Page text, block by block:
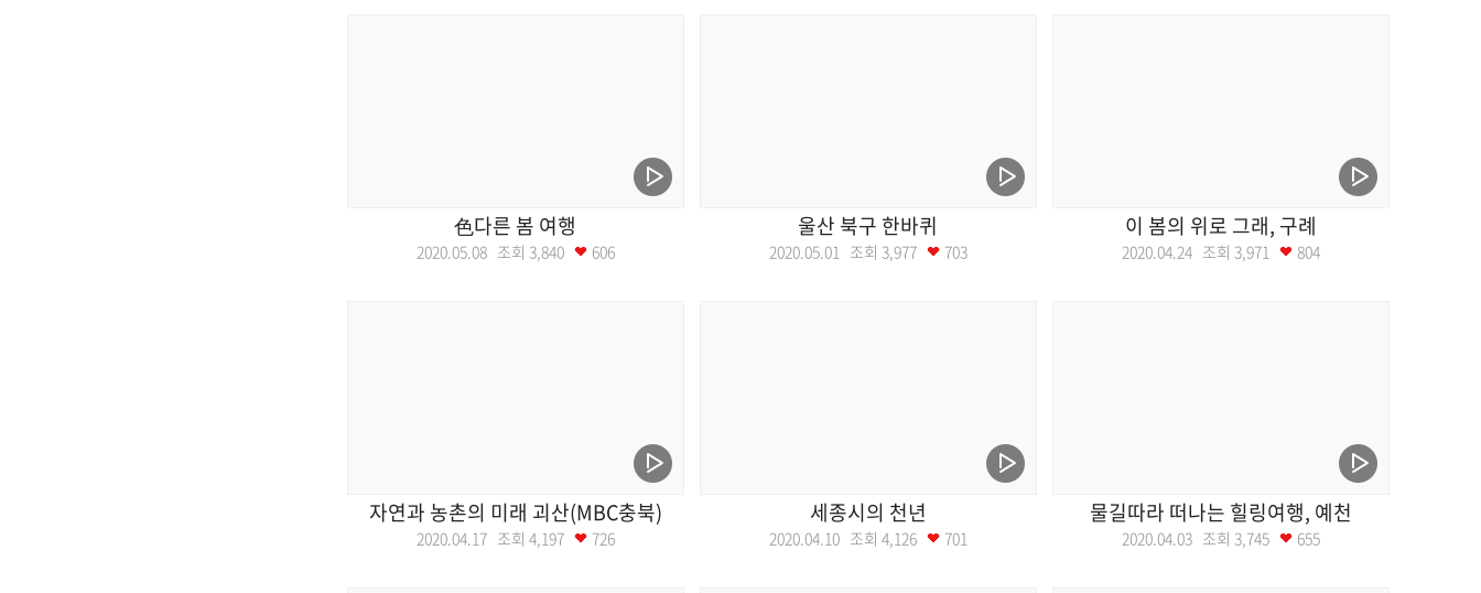
色다른 봄 여행
2020.05.08 조회 3,840 606
울산 북구 한바퀴
2020.05.01 조회 3,977 703
이 봄의 위로 그래, 구례
2020.04.24 조회 3,971 804
자연과 농촌의 미래 괴산(MBC충북)
2020.04.17 조회 4,197 726
세종시의 천년
2020.04.10 조회 4,126 701
물길따라 떠나는 힐링여행, 예천
2020.04.03 조회 3,745 655